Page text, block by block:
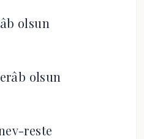
olsun
olsun
reste